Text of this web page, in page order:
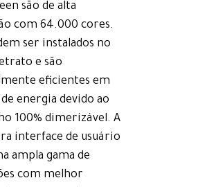
são de alta
com 64.000 cores.
ser instalados no
e são
eficientes em
energia devido ao
100% dimerizável. A
interface de usuário
ampla gama de
com melhor